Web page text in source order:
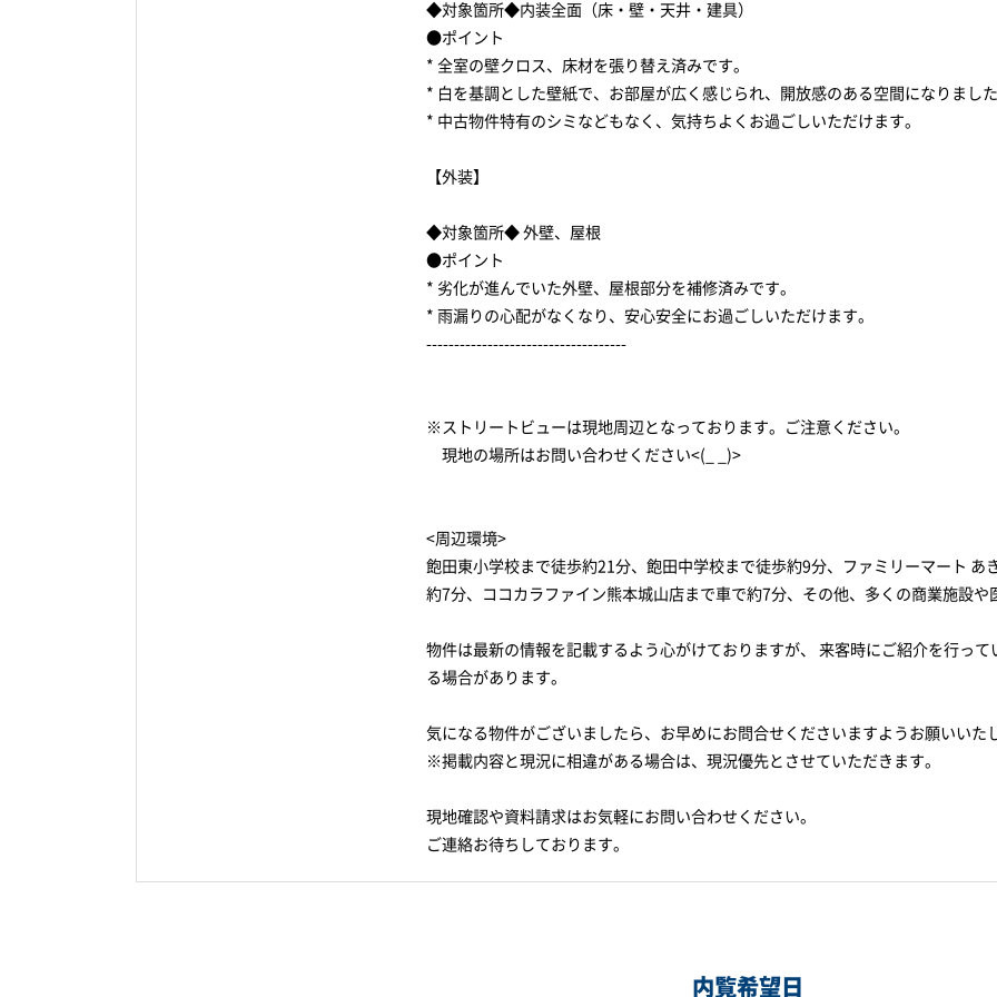
◆対象箇所◆内装全面（床・壁・天井・建具）
●ポイント
* 全室の壁クロス、床材を張り替え済みです。
* 白を基調とした壁紙で、お部屋が広く感じられ、開放感のある空間になりまし
* 中古物件特有のシミなどもなく、気持ちよくお過ごしいただけます。
【外装】
◆対象箇所◆ 外壁、屋根
●ポイント
* 劣化が進んでいた外壁、屋根部分を補修済みです。
* 雨漏りの心配がなくなり、安心安全にお過ごしいただけます。
------------------------------------
※ストリートビューは現地周辺となっております。ご注意ください。
現地の場所はお問い合わせください<(_ _)>
<周辺環境>
飽田東小学校まで徒歩約21分、飽田中学校まで徒歩約9分、ファミリーマート あ
約7分、ココカラファイン熊本城山店まで車で約7分、その他、多くの商業施設
物件は最新の情報を記載するよう心がけておりますが、 来客時にご紹介を行っ
る場合があります。
気になる物件がございましたら、お早めにお問合せくださいますようお願いいた
※掲載内容と現況に相違がある場合は、現況優先とさせていただきます。
現地確認や資料請求はお気軽にお問い合わせください。
ご連絡お待ちしております。
内覧希望日